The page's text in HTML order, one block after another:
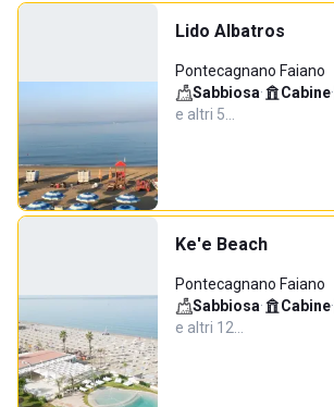
Lido Albatros
Pontecagnano Faiano
Sabbiosa· Cabine·
e altri 5…
Ke'e Beach
Pontecagnano Faiano
Sabbiosa· Cabine·
e altri 12…